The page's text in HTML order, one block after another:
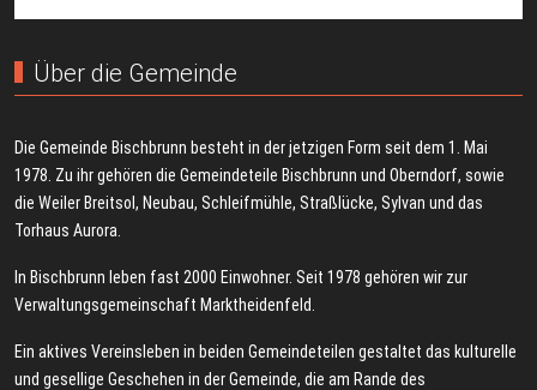
Über die Gemeinde
Die Gemeinde Bischbrunn besteht in der jetzigen Form seit dem 1. Mai
1978. Zu ihr gehören die Gemeindeteile Bischbrunn und Oberndorf, sowie
die Weiler Breitsol, Neubau, Schleifmühle, Straßlücke, Sylvan und das
Torhaus Aurora.
In Bischbrunn leben fast 2000 Einwohner. Seit 1978 gehören wir zur
Verwaltungsgemeinschaft Marktheidenfeld.
Ein aktives Vereinsleben in beiden Gemeindeteilen gestaltet das kulturelle
und gesellige Geschehen in der Gemeinde, die am Rande des